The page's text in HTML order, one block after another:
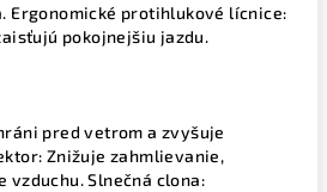
Ergonomické protihlukové lícnice:
pokojnejšiu jazdu.
pred vetrom a zvyšuje
Znižuje zahmlievanie,
Slnečná clona: